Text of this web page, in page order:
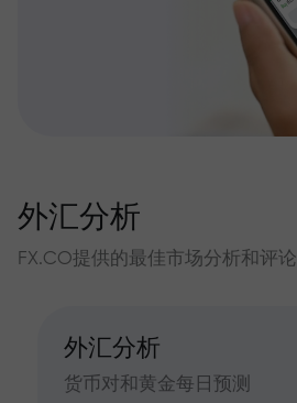
外汇分析
FX.CO提供的最佳市场分析和评论
外汇分析
货币对和黄金每日预测